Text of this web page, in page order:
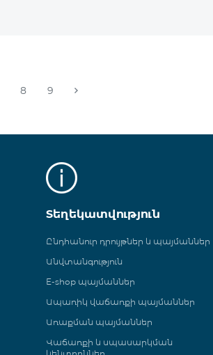
8 9
Տեղեկատվություն
Ընդհանուր դրույթներ և պայմաններ
Անվտանգություն
E-shop պայմաններ
Ապառիկ վաճառքի պայմաններ
Առաքման պայմաններ
Վաճառքի և սպասարկման